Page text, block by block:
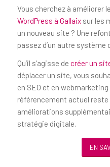
Vous cherchez à améliorer le
WordPress à Gallaixsur les
un nouveau site ? Une
passez d’un autre système
Qu’il s’agisse de créer un
déplacer un site, vous
en SEO et en
référencement actuel
améliorations
stratégie digitale.
EN